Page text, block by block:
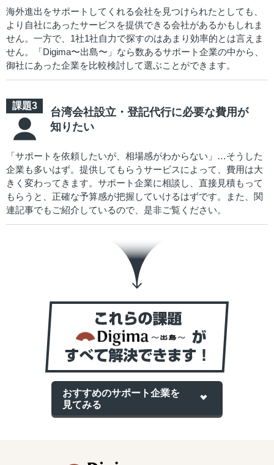
海外進出をサポートしてくれる会社を見つけられたとしても、
より自社にあったサービスを提供できる会社があるかもしれま
せん。一方で、1社1社自力で探すのはあまり効率的とは言えま
せん。「Digima〜出島〜」なら数あるサポート企業の中から、
御社にあった企業を比較検討して選ぶことができます。
台湾会社設立・登記代行に必要な費用が
知りたい
「サポートを依頼したいが、相場感がわからない」…そうした
企業も多いはず。提供してもらうサービスによって、費用は大
きく変わってきます。サポート企業に相談し、直接見積もって
もらうと、正確な予算感が把握していけるはずです。また、関
連記事でもご紹介しているので、是非ご覧ください。
おすすめのサポート企業を
見てみる